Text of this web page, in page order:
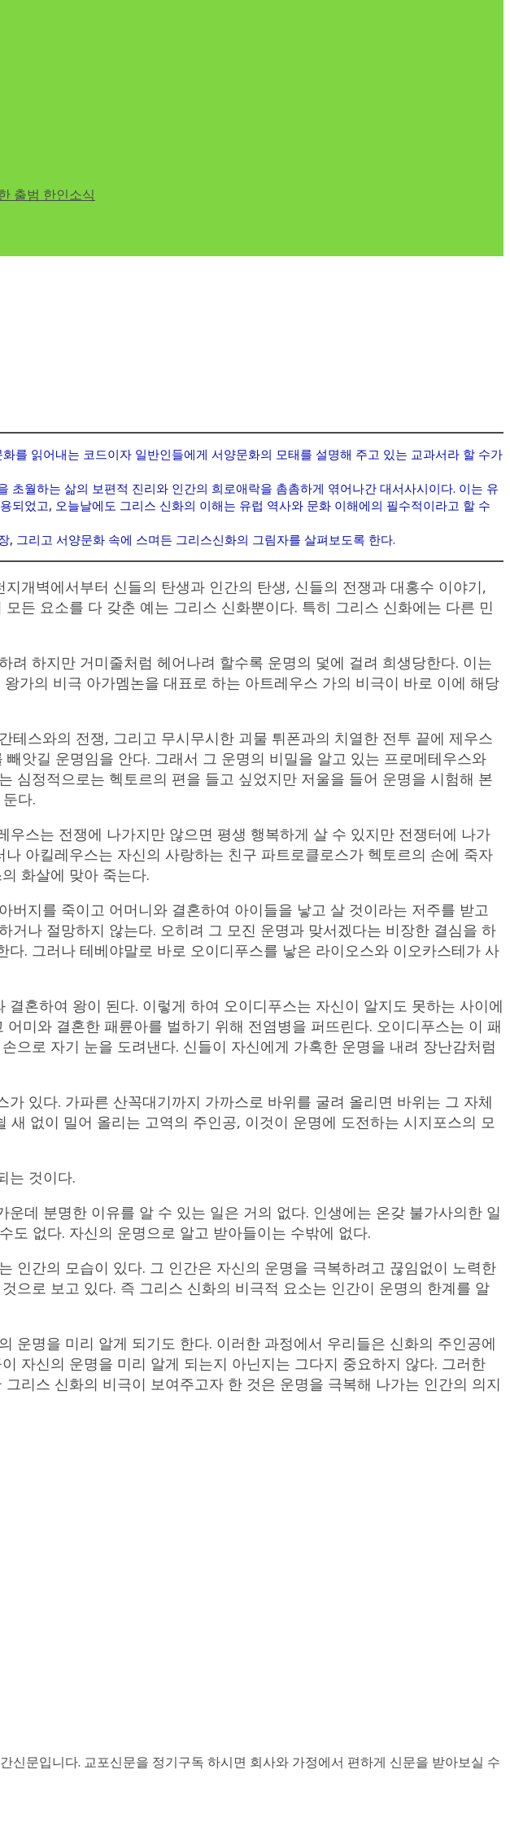
출범 한인소식
를 읽어내는 코드이자 일반인들에게 서양문화의 모태를 설명해 주고 있는 교과서라 할 수가
월하는 삶의 보편적 진리와 인간의 희로애락을 촘촘하게 엮어나간 대서사시이다. 이는 유
었고, 오늘날에도 그리스 신화의 이해는 유럽 역사와 문화 이해에의 필수적이라고 할 수
, 그리고 서양문화 속에 스며든 그리스신화의 그림자를 살펴보도록 한다.
개벽에서부터 신들의 탄생과 인간의 탄생, 신들의 전쟁과 대홍수 이야기,
든 요소를 다 갖춘 예는 그리스 신화뿐이다. 특히 그리스 신화에는 다른 민
하지만 거미줄처럼 헤어나려 할수록 운명의 덫에 걸려 희생당한다. 이는
가의 비극 아가멤논을 대표로 하는 아트레우스 가의 비극이 바로 이에 해당
스와의 전쟁, 그리고 무시무시한 괴물 튀폰과의 치열한 전투 끝에 제우스
앗길 운명임을 안다. 그래서 그 운명의 비밀을 알고 있는 프로메테우스와
심정적으로는 헥토르의 편을 들고 싶었지만 저울을 들어 운명을 시험해 본
다.
스는 전쟁에 나가지만 않으면 평생 행복하게 살 수 있지만 전쟁터에 나가
아킬레우스는 자신의 사랑하는 친구 파트로클로스가 헥토르의 손에 죽자
화살에 맞아 죽는다.
지를 죽이고 어머니와 결혼하여 아이들을 낳고 살 것이라는 저주를 받고
나 절망하지 않는다. 오히려 그 모진 운명과 맞서겠다는 비장한 결심을 하
. 그러나 테베야말로 바로 오이디푸스를 낳은 라이오스와 이오카스테가 사
혼하여 왕이 된다. 이렇게 하여 오이디푸스는 자신이 알지도 못하는 사이에
미와 결혼한 패륜아를 벌하기 위해 전염병을 퍼뜨린다. 오이디푸스는 이 패
으로 자기 눈을 도려낸다. 신들이 자신에게 가혹한 운명을 내려 장난감처럼
있다. 가파른 산꼭대기까지 가까스로 바위를 굴려 올리면 바위는 그 자체
없이 밀어 올리는 고역의 주인공, 이것이 운명에 도전하는 시지포스의 모
는 것이다.
데 분명한 이유를 알 수 있는 일은 거의 없다. 인생에는 온갖 불가사의한 일
도 없다. 자신의 운명으로 알고 받아들이는 수밖에 없다.
인간의 모습이 있다. 그 인간은 자신의 운명을 극복하려고 끊임없이 노력한
으로 보고 있다. 즉 그리스 신화의 비극적 요소는 인간이 운명의 한계를 알
운명을 미리 알게 되기도 한다. 이러한 과정에서 우리들은 신화의 주인공에
자신의 운명을 미리 알게 되는지 아닌지는 그다지 중요하지 않다. 그러한
리스 신화의 비극이 보여주고자 한 것은 운명을 극복해 나가는 인간의 의지
문입니다. 교포신문을 정기구독 하시면 회사와 가정에서 편하게 신문을 받아보실 수